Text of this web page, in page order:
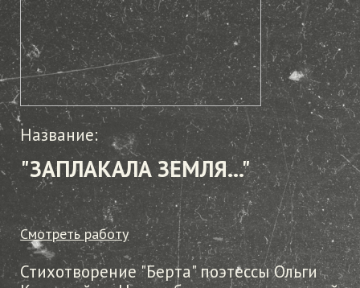
Название:
"ЗАПЛАКАЛА ЗЕМЛЯ..."
Смотреть работу
Стихотворение "Берта" поэтессы Ольги